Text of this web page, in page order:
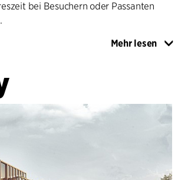
bei Besuchern oder Passanten
Leben bereichern. Ein großes
mit Bar und Terrasse wird durch ein
zur Parkseite öffnet. Das Hotel erhebt
hohen Silhouette und bietet mit
Bar und einem Restaurant im
über die Stadt und die Landschaft.
Treppe im Eingangsbereich
Mehr lesen